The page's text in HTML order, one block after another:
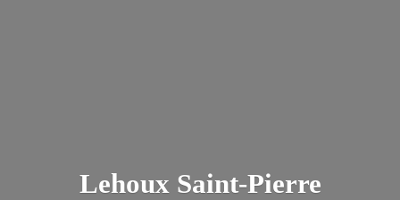
Lehoux Saint-Pierre